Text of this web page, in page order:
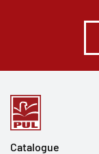
Catalogue